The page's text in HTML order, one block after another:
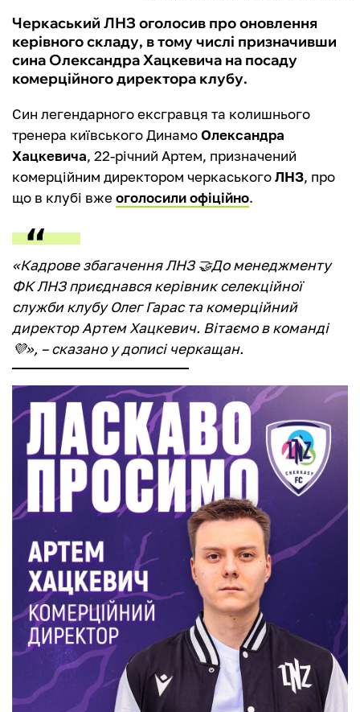
Черкаський ЛНЗ оголосив про оновлення
керівного складу, в тому числі призначивши
сина Олександра Хацкевича на посаду
комерційного директора клубу.
Син легендарного ексгравця та колишнього
тренера київського ДинамоОлександра
Хацкевича, 22-річний Артем, призначений
комерційним директором черкаськогоЛНЗ, про
що в клубі вже оголосили офіційно.
«Кадрове збагачення ЛНЗ 🤝До менеджменту
ФК ЛНЗ приєднався керівник селекційної
служби клубу Олег Гарас та комерційний
директор Артем Хацкевич. Вітаємо в команді
💜», – сказано у дописі черкащан.